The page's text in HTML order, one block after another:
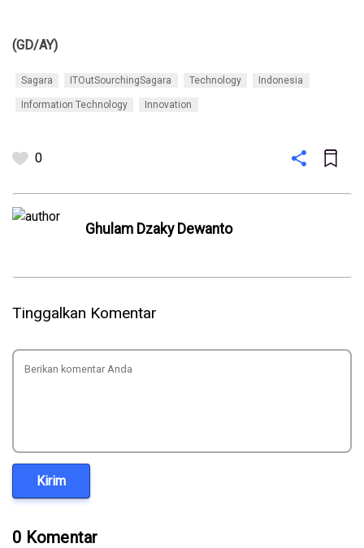
(GD/AY)
Sagara ITOutSourchingSagara Technology Indonesia
Information Technology Innovation
0
Ghulam Dzaky Dewanto
Tinggalkan Komentar
Kirim
0 Komentar